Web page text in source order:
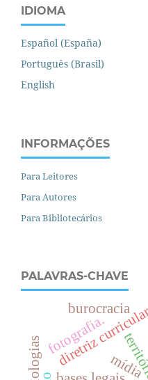
IDIOMA
Español (España)
Português (Brasil)
English
INFORMAÇÕES
Para Leitores
Para Autores
Para Bibliotecários
PALAVRAS-CHAVE
diretriz mídia
fotografia.
burocracia